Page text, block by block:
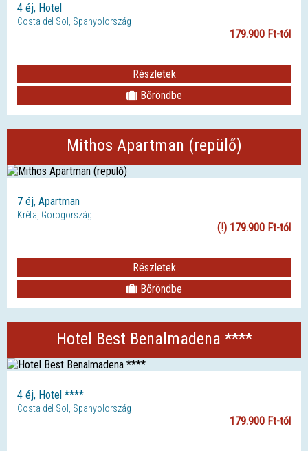
4 éj, Hotel
Costa del Sol, Spanyolország
179.900 Ft-tól
Részletek
Bőröndbe
Mithos Apartman (repülő)
7 éj, Apartman
Kréta, Görögország
(!) 179.900 Ft-tól
Részletek
Bőröndbe
Hotel Best Benalmadena ****
4 éj, Hotel ****
Costa del Sol, Spanyolország
179.900 Ft-tól